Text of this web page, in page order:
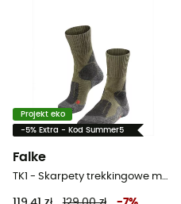
Projekt eko
-5% Extra - Kod Summer5
Falke
TK1 - Skarpety trekkingowe meskie